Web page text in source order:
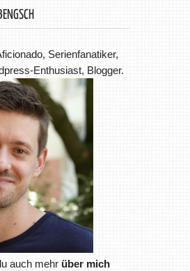
Serienfanatiker,
Enthusiast, Blogger.
auch mehr über mich